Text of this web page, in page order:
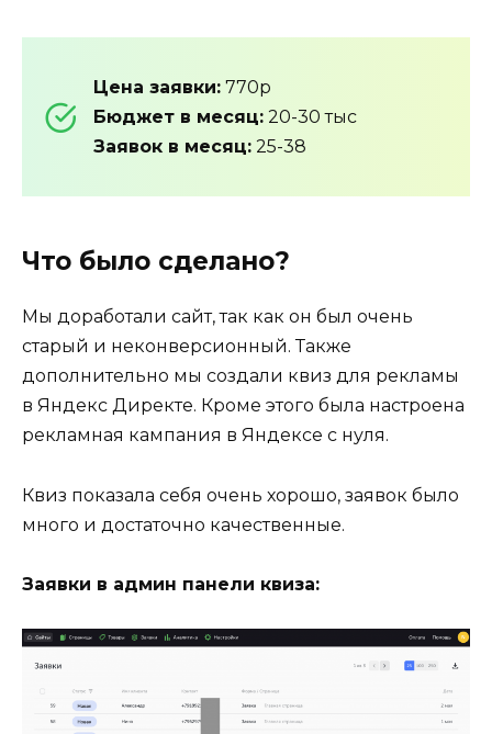
Цена заявки: 770р
Бюджет в месяц: 20-30 тыс
Заявок в месяц: 25-38
Что было сделано?
Мы доработали сайт, так как он был очень
старый и неконверсионный. Также
дополнительно мы создали квиз для рекламы
в Яндекс Директе. Кроме этого была настроена
рекламная кампания в Яндексе с нуля.
Квиз показала себя очень хорошо, заявок было
много и достаточно качественные.
Заявки в админ панели квиза: